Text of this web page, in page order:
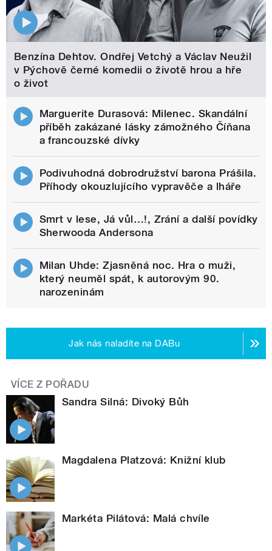
Benzína Dehtov. Ondřej Vetchý a Václav Neužil
v Pýchově černé komedii o životě hrou a hře
o život
Marguerite Durasová: Milenec. Skandální
příběh zakázané lásky zámožného Číňana
a francouzské dívky
Podivuhodná dobrodružství barona Prášila.
Příhody okouzlujícího vypravěče a lháře
Smrt v lese, Já vůl…!, Zrání a další povídky
Sherwooda Andersona
Milan Uhde: Zjasněná noc. Hra o muži,
který neuměl spát, k autorovým 90.
narozeninám
Jak nás naladíte na DABu
VÍCE Z POŘADU
Sandra Silná: Divoký Bůh
Magdalena Platzová: Knižní klub
Markéta Pilátová: Malá chvíle